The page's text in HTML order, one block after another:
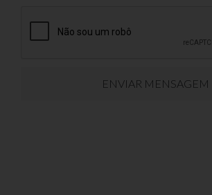
ENVIAR MENSAGEM